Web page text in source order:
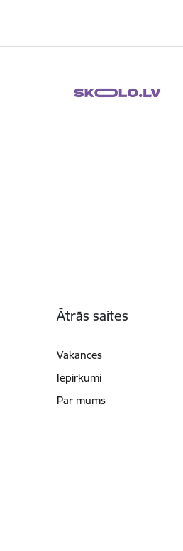
Ātrās saites
Vakances
Iepirkumi
Par mums